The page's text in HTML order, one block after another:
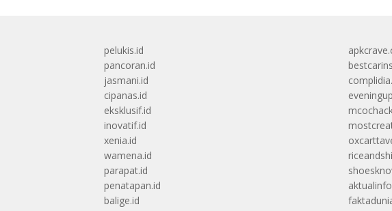
pelukis.id
pancoran.id
jasmani.id
cipanas.id
eksklusif.id
inovatif.id
xenia.id
wamena.id
parapat.id
penatapan.id
balige.id